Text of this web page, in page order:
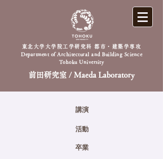
前田研究室 / Maeda Laboratory
東北大学大学院工学研究科 都市・建築学専攻
Department of Architectural and Building Science
Tohoku University
​講演
活動
卒業